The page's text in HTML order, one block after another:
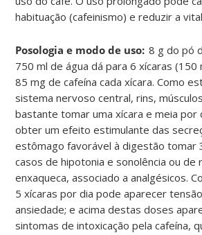
habituação (cafeinismo) e reduzir a
Posologia e modo de uso: 8 g do pó
750 ml de água dá para 6 xícaras (150
85 mg de cafeína cada xícara. Como
sistema nervoso central, rins,
bastante tomar uma xícara e meia por
obter um efeito estimulante das
estômago favorável à digestão tomar
casos de hipotonia e sonolência ou de
enxaqueca, associado a analgésicos.
5 xícaras por dia pode aparecer
ansiedade; e acima destas doses
sintomas de intoxicação pela cafeína,